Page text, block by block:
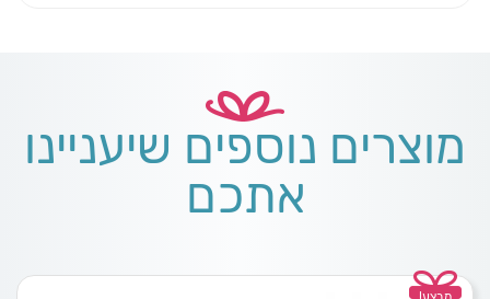
מוצרים נוספים שיעניינו
אתכם